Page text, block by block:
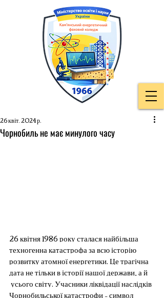
Чорнобиль не має минулого часу
26 квіт. 2024 р.
26 квітня 1986 року сталася найбільша
техногенна катастрофа за всю історію
розвитку атомної енергетики. Це трагічна
дата не тільки в історії нашої держави, а й
усього світу. Учасники ліквідації наслідків
Чорнобильської катастрофи – символ